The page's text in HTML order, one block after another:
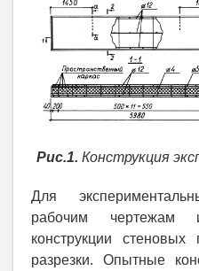
Рис.1. Конструкция
Для
рабочим чертежам
конструкции стеновых
разрезки. Опытные